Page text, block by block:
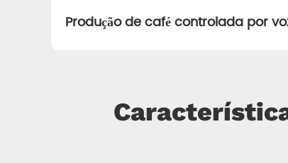
Produção de café controlada por